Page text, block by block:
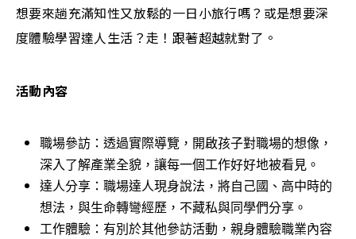
想要來趟充滿知性又放鬆的一日小旅行嗎？或是想要深
度體驗學習達人生活？走！跟著超越就對了。
活動內容
職場參訪：透過實際導覽，開啟孩子對職場的想像，
深入了解產業全貌，讓每一個工作好好地被看見。
達人分享：職場達人現身說法，將自己國、高中時的
想法，與生命轉彎經歷，不藏私與同學們分享。
工作體驗：有別於其他參訪活動，親身體驗職業內容